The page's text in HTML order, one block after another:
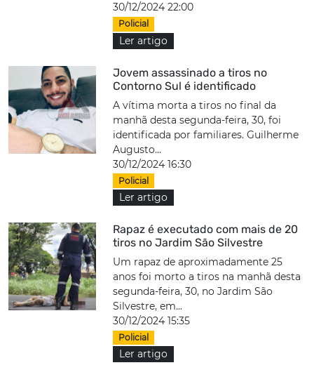
30/12/2024 22:00
Policial
Ler artigo
Jovem assassinado a tiros no
Contorno Sul é identificado
A vítima morta a tiros no final da
manhã desta segunda-feira, 30, foi
identificada por familiares. Guilherme
Augusto...
30/12/2024 16:30
Policial
Ler artigo
Rapaz é executado com mais de 20
tiros no Jardim São Silvestre
Um rapaz de aproximadamente 25
anos foi morto a tiros na manhã desta
segunda-feira, 30, no Jardim São
Silvestre, em...
30/12/2024 15:35
Policial
Ler artigo